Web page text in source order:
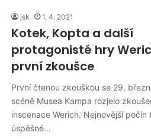
jsk 1. 4. 2021
Kotek, Kopta a další
protagonisté hry
první zkoušce
První čtenou zkouškou se 29.
scéně Musea Kampa rozjelo
inscenace Werich. Nejnovější počin
úspěšné…